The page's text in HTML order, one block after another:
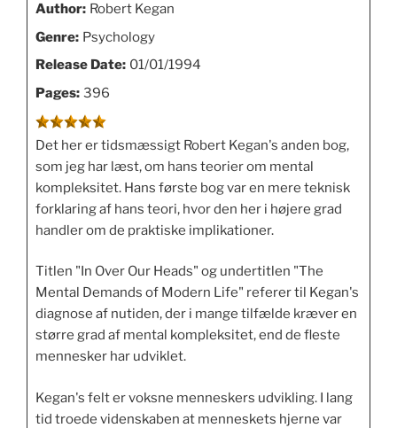
Author: Robert Kegan
Genre: Psychology
Release Date: 01/01/1994
Pages: 396
Det her er tidsmæssigt Robert Kegan's anden bog,
som jeg har læst, om hans teorier om mental
kompleksitet. Hans første bog var en mere teknisk
forklaring af hans teori, hvor den her i højere grad
handler om de praktiske implikationer.
Titlen "In Over Our Heads" og undertitlen "The
Mental Demands of Modern Life" referer til Kegan's
diagnose af nutiden, der i mange tilfælde kræver en
større grad af mental kompleksitet, end de fleste
mennesker har udviklet.
Kegan's felt er voksne menneskers udvikling. I lang
tid troede videnskaben at menneskets hjerne var